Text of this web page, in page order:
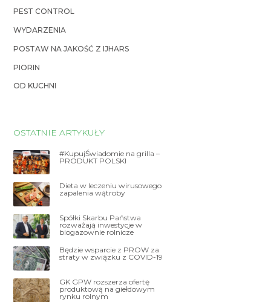
PEST CONTROL
WYDARZENIA
POSTAW NA JAKOŚĆ Z IJHARS
PIORIN
OD KUCHNI
OSTATNIE ARTYKUŁY
#KupujŚwiadomie na grilla –
PRODUKT POLSKI
Dieta w leczeniu wirusowego
zapalenia wątroby
Spółki Skarbu Państwa
rozważają inwestycje w
biogazownie rolnicze
Będzie wsparcie z PROW za
straty w związku z COVID-19
GK GPW rozszerza ofertę
produktową na giełdowym
rynku rolnym